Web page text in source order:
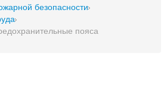
безопасности
пояса